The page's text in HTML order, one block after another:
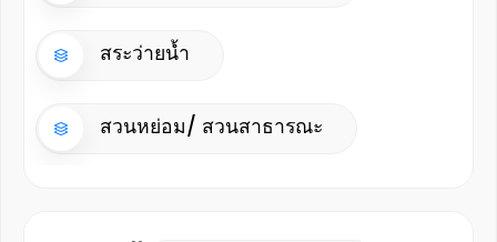
สระว่ายน้ำ
สวนหย่อม/ สวนสาธารณะ